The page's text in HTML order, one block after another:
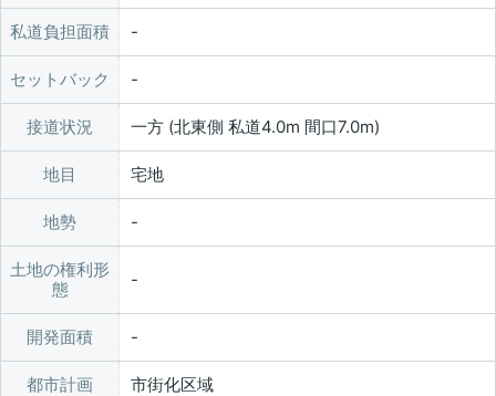
私道負担面積
セットバック
接道状況 一方 (北東側 私道4.0m 間口7.0m)
地目 宅地
地勢
土地の権利形
態
開発面積
都市計画 市街化区域